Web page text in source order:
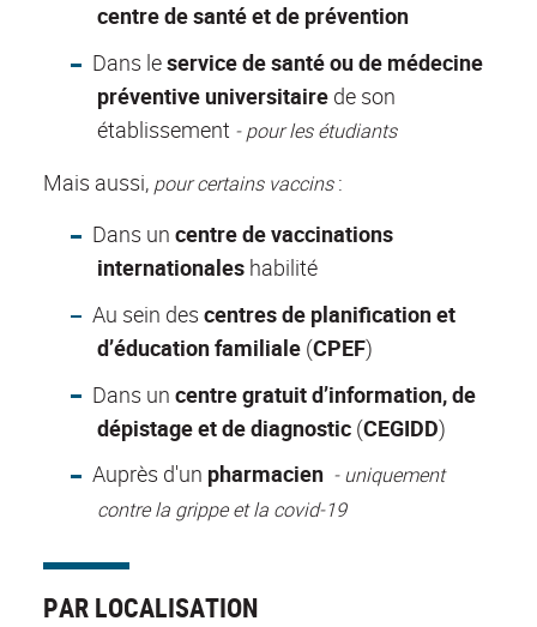
centre de santé et de prévention
Dans leservice de santé ou de médecine
préventive universitaire de son
établissement - pour les étudiants
Mais aussi, pour certains vaccins:
Dans un centre de vaccinations
internationales habilité
Au sein des centres de planification et
d’éducation familiale (CPEF)
Dans un centre gratuit d’information, de
dépistage et de diagnostic (CEGIDD)
Auprès d'un pharmacien - uniquement
contre la grippe et la covid-19
PAR LOCALISATION